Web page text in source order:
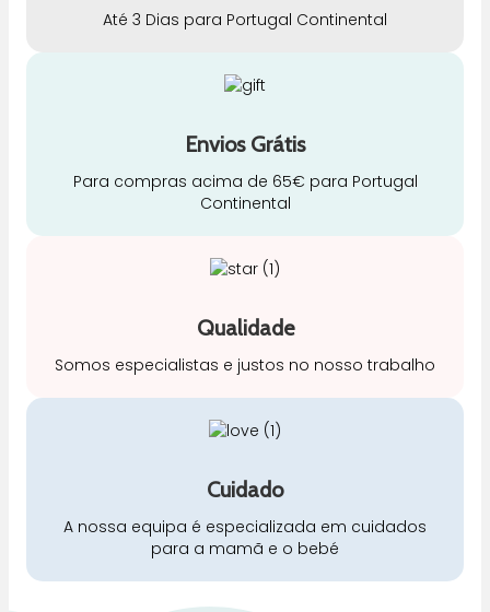
Até 3 Dias para Portugal Continental
Envios Grátis
Para compras acima de 65€ para Portugal
Continental
Qualidade
Somos especialistas e justos no nosso trabalho
Cuidado
A nossa equipa é especializada em cuidados
para a mamã e o bebé